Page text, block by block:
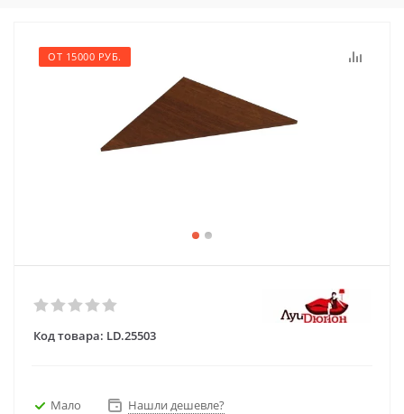
ОТ 15000 РУБ.
Код товара: LD.25503
Мало Нашли дешевле?